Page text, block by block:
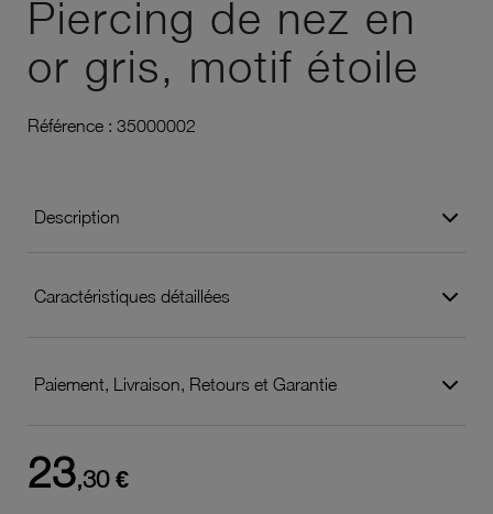
Piercing de nez en
or gris, motif étoile
Référence : 35000002
Description
Caractéristiques détaillées
Paiement, Livraison, Retours et Garantie
23,30 €